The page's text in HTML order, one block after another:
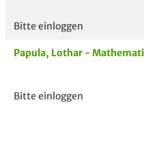
Bitte einloggen
Papula, Lothar -
Bitte einloggen